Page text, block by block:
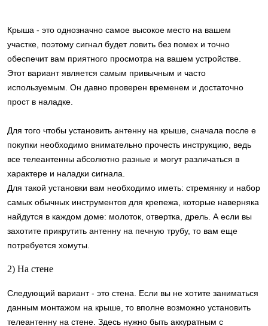
Крыша - это однозначно самое высокое место на вашем
участке, поэтому сигнал будет ловить без помех и точно
обеспечит вам приятного просмотра на вашем устройстве.
Этот вариант является самым привычным и часто
используемым. Он давно проверен временем и достаточно
прост в наладке.
Для того чтобы установить антенну на крыше, сначала после е
покупки необходимо внимательно прочесть инструкцию, ведь
все телеантенны абсолютно разные и могут различаться в
характере и наладки сигнала.
Для такой установки вам необходимо иметь: стремянку и набор
самых обычных инструментов для крепежа, которые наверняка
найдутся в каждом доме: молоток, отвертка, дрель. А если вы
захотите прикрутить антенну на печную трубу, то вам еще
потребуется хомуты.
2) На стене
Следующий вариант - это стена. Если вы не хотите заниматься
данным монтажом на крыше, то вполне возможно установить
телеантенну на стене. Здесь нужно быть аккуратным с